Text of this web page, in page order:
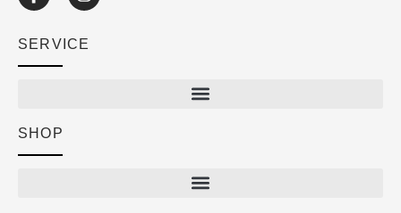
SERVICE
SHOP